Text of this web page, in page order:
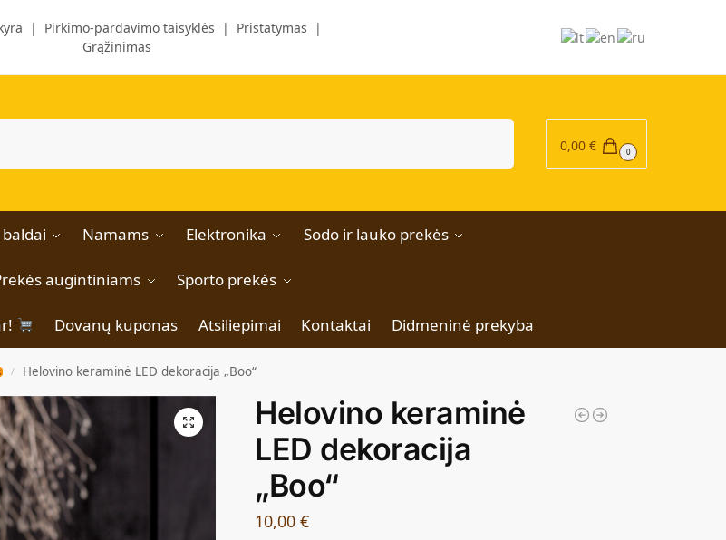
| Pirkimo-pardavimo taisyklės | Pristatymas |
Grąžinimas
0,00 € 0
Namams Elektronika Sodo ir lauko prekės
augintiniams Sporto prekės
Dovanų kuponas Atsiliepimai Kontaktai Didmeninė prekyba
/ Helovino keraminė LED dekoracija „Boo“
Helovino keraminė
LED dekoracija
„Boo“
10,00€